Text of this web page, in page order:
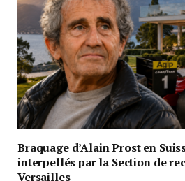
Braquage d’Alain Prost en
interpellés par la Section de
Versailles